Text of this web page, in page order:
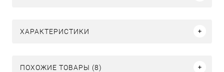
ХАРАКТЕРИСТИКИ
ПОХОЖИЕ ТОВАРЫ (8)